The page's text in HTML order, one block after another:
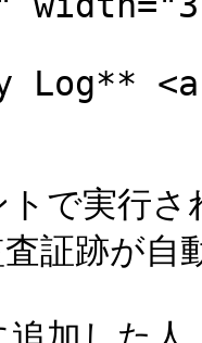
Log**
トで実行
証跡が自